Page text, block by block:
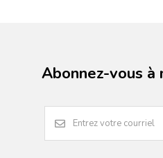
Abonnez-vous